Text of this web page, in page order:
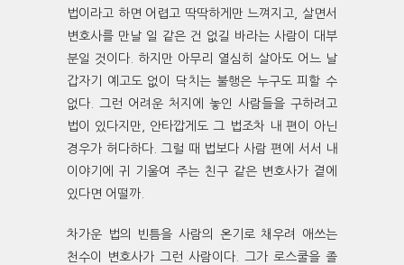
법이라고 하면 어렵고 딱딱하게만 느껴지고, 살면서
변호사를 만날 일 같은 건 없길 바라는 사람이 대부
분일 것이다. 하지만 아무리 열심히 살아도 어느 날
갑자기 예고도 없이 닥치는 불행은 누구도 피할 수
없다. 그런 어려운 처지에 놓인 사람들을 구하려고
법이 있다지만, 안타깝게도 그 법조차 내 편이 아닌
경우가 허다하다. 그럴 때 법보다 사람 편에 서서 내
이야기에 귀 기울여 주는 친구 같은 변호사가 곁에
있다면 어떨까.
차가운 법의 빈틈을 사람의 온기로 채우려 애쓰는
천수이 변호사가 그런 사람이다. 그가 로스쿨을 졸